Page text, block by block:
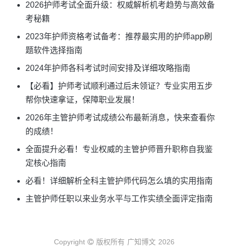
2026护师考试全面升级：权威解析机考趋势与高效备
考秘籍
2023年护师资格考试备考：推荐最实用的护师app刷
题软件选择指南
2024年护师各科考试时间安排及详细攻略指南
【必看】护师考试顺利通过后未领证？专业实用五步
帮你快速拿证，保障职业发展！
2026年主管护师考试成绩公布最新消息，快来查看你
的成绩！
全面提升必看！专业权威的主管护师晋升职称自我鉴
定核心指南
必看！详细解析全科主管护师代码怎么填的实用指南
主管护师任职以来业务水平与工作实绩全面评定指南
Copyright 版权所有 广知博文 2026